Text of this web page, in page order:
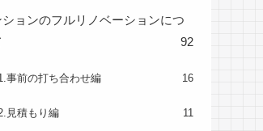
ションのフルリノベーションにつ
92
事前の打ち合わせ編 16
見積もり編 11